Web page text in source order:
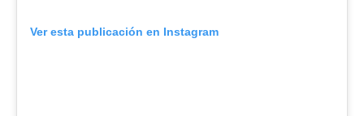
Ver esta publicación en Instagram